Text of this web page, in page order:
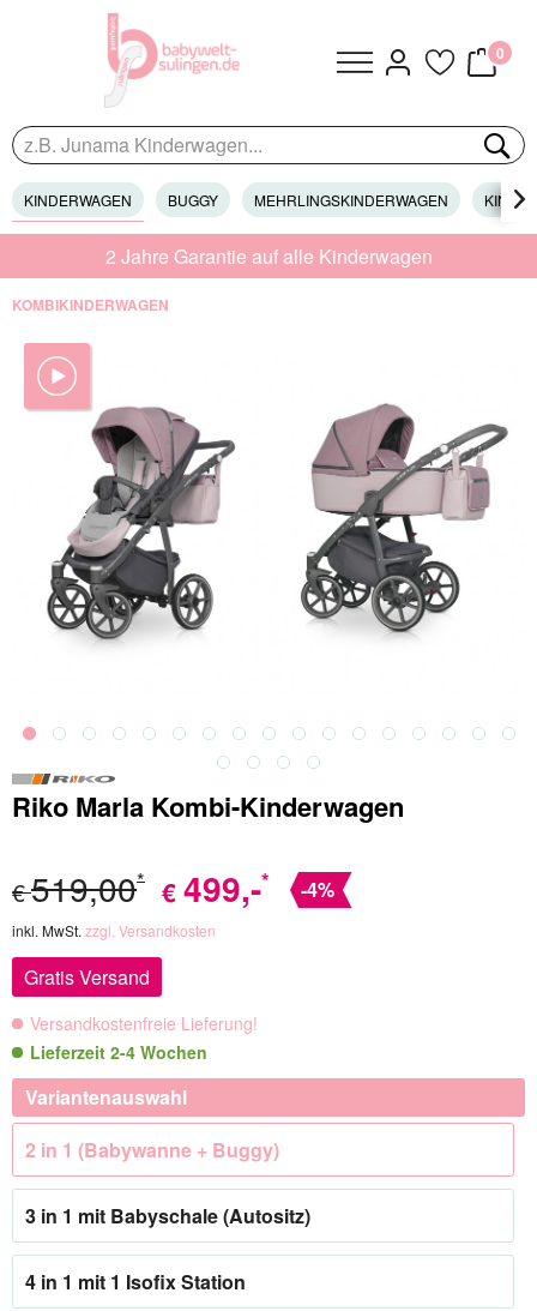
0
KINDERWAGEN BUGGY MEHRLINGSKINDERWAGEN 
2 Jahre Garantie auf alle Kinderwagen
KOMBIKINDERWAGEN
Riko Marla Kombi-Kinderwagen
€519,00* € 499,-* -4%
inkl. MwSt. zzgl. Versandkosten
Gratis Versand
Versandkostenfreie Lieferung!
Lieferzeit 2-4 Wochen
Variantenauswahl
2 in 1 (Babywanne + Buggy)
3 in 1 mit Babyschale (Autositz)
4 in 1 mit 1 Isofix Station